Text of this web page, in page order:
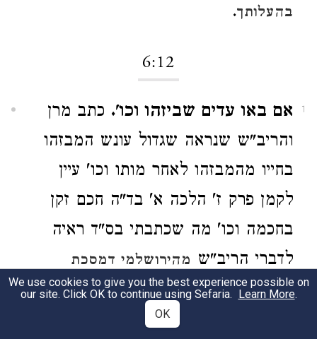
בהעלותך.
6:12
1 אם באו עדים שביזהו וכו'. כתב מרן
והריב"ש שנראה שגדול עונש המבזהו
בחייו מהמבזהו לאחר מותו וכו' עיין
לקמן פרק ז' הלכה א' בד"ה חכם זקן
בחכמה וכו' מה שכתבתי בס"ד ראיה
לדברי הריב"ש מהירושלמי דמסכת
שביעית ריש פרק ב'.
We use cookies to give you the best experience possible on
our site. Click OK to continue using Sefaria. Learn More.
OK